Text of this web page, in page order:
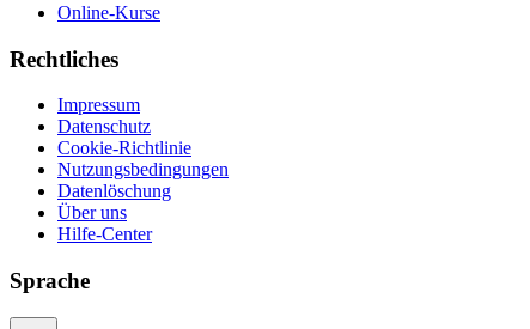
Online-Kurse
Rechtliches
Impressum
Datenschutz
Cookie-Richtlinie
Nutzungsbedingungen
Datenlöschung
Über uns
Hilfe-Center
Sprache